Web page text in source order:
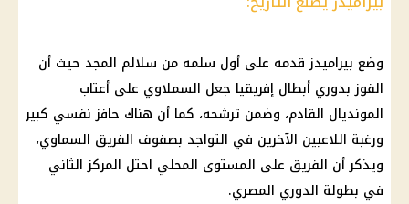
وضع بيراميدز قدمه على أول سلمه من سلالم المجد حيث أن
الفوز بدوري أبطال إفريقيا جعل السملاوي على أعتاب
المونديال القادم، وضمن ترشحه، كما أن هناك حافز نفسي كبير
ورغبة اللاعبين الآخرين في التواجد بصفوف الفريق السماوي،
ويذكر أن الفريق على المستوى المحلي احتل المركز الثاني
في بطولة الدوري المصري.